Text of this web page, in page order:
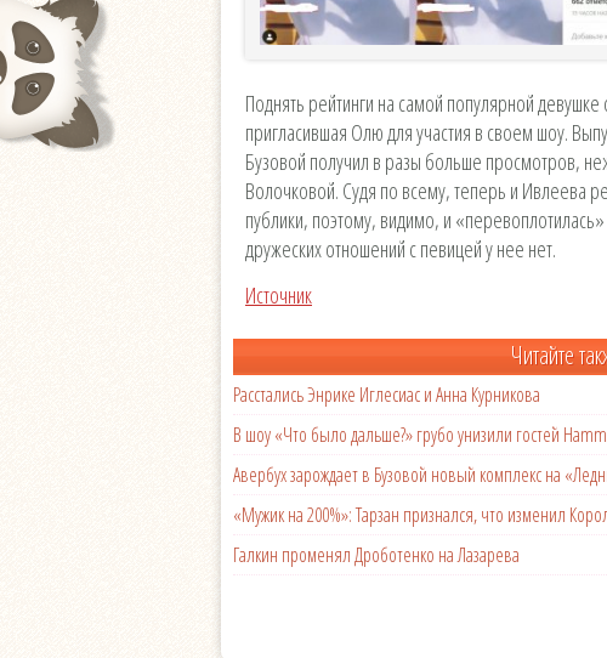
Поднять рейтинги на самой популярной
пригласившая Олю для участия в своем шоу.
Бузовой получил в разы больше просмотров,
Волочковой. Судя по всему, теперь и Ивлеева
публики, поэтому, видимо, и
дружеских отношений с певицей у нее нет.
Источник
Читайте
Расстались Энрике Иглесиас и Анна Курникова
В шоу «Что было дальше?» грубо унизили гостей
Авербух зарождает в Бузовой новый комплекс на
«Мужик на 200%»: Тарзан признался, что изменил
Галкин променял Дроботенко на Лазарева